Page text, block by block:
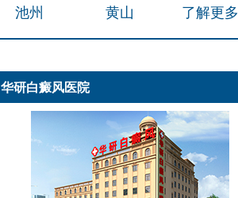
池州 黄山 了解更多
华研白癜风医院